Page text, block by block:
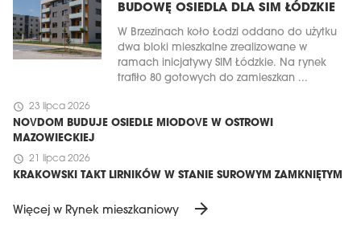
BUDOWĘ OSIEDLA DLA SIM ŁÓDZKIE
W Brzezinach koło Łodzi oddano do użytku
dwa bloki mieszkalne zrealizowane w
ramach inicjatywy SIM Łódzkie. Na rynek
trafiło 80 gotowych do zamieszkan ...
schedule 23 lipca 2026
NOVDOM BUDUJE OSIEDLE MIODOVE W OSTROWI
MAZOWIECKIEJ
schedule 21 lipca 2026
KRAKOWSKI TAKT LIRNIKÓW W STANIE SUROWYM ZAMKNIĘTYM
Więcej w Rynek mieszkaniowy arrow_forward